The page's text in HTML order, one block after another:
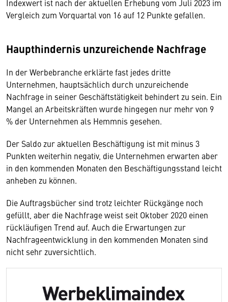
Indexwert ist nach der aktuellen Erhebung vom Juli 2023 im
Vergleich zum Vorquartal von 16 auf 12 Punkte gefallen.
Haupthindernis unzureichende Nachfrage
In der Werbebranche erklärte fast jedes dritte
Unternehmen, hauptsächlich durch unzureichende
Nachfrage in seiner Geschäftstätigkeit behindert zu sein. Ein
Mangel an Arbeitskräften wurde hingegen nur mehr von 9
% der Unternehmen als Hemmnis gesehen.
Der Saldo zur aktuellen Beschäftigung ist mit minus 3
Punkten weiterhin negativ, die Unternehmen erwarten aber
in den kommenden Monaten den Beschäftigungsstand leicht
anheben zu können.
Die Auftragsbücher sind trotz leichter Rückgänge noch
gefüllt, aber die Nachfrage weist seit Oktober 2020 einen
rückläufigen Trend auf. Auch die Erwartungen zur
Nachfrageentwicklung in den kommenden Monaten sind
nicht sehr zuversichtlich.